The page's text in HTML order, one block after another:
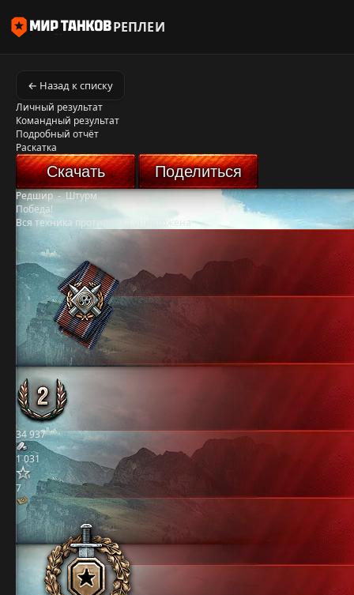
РЕПЛЕИ
← Назад к списку
Личный результат
Командный результат
Подробный отчёт
Раскатка
Скачать Поделиться
Редшир-Штурм
Победа!
Вся техника противника уничтожена
34 937
1 031
7